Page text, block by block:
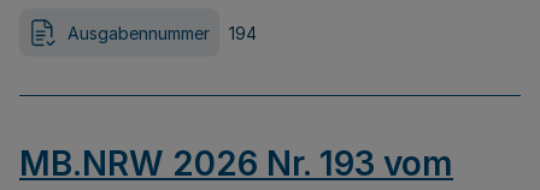
Ausgabennummer 194
MB.NRW 2026 Nr. 193 vom